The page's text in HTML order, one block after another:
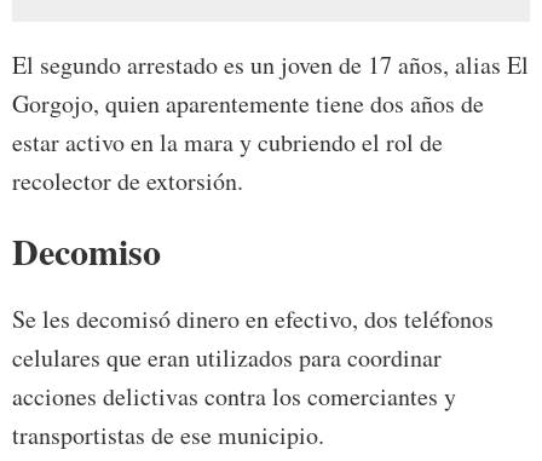
El segundo arrestado es un joven de 17 años, alias El
Gorgojo, quien aparentemente tiene dos años de
estar activo en la mara y cubriendo el rol de
recolector de extorsión.
Decomiso
Se les decomisó dinero en efectivo, dos teléfonos
celulares que eran utilizados para coordinar
acciones delictivas contra los comerciantes y
transportistas de ese municipio.